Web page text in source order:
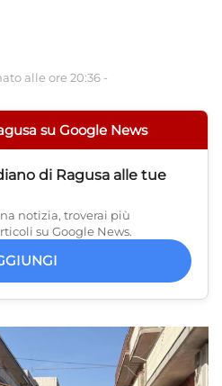
alle ore 20:36 -
su Google News
di Ragusa alle tue
notizia, troverai più
su Google News.